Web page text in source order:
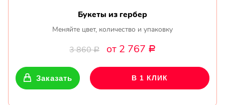
Букеты из гербер
Меняйте цвет, количество и упаковку
3 860Р от 2 767 Р
Заказать В 1 КЛИК